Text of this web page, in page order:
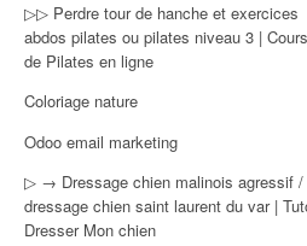
▷▷ Perdre tour de hanche et exercices
abdos pilates ou pilates niveau 3 | Cours
de Pilates en ligne
Coloriage nature
Odoo email marketing
▷ → Dressage chien malinois agressif /
dressage chien saint laurent du var |
Dresser Mon chien